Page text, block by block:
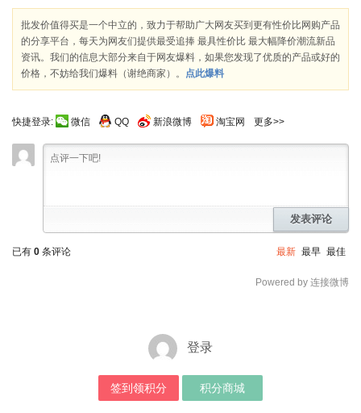
批发价值得买是一个中立的，致力于帮助广大网友买到更有性价比网购产品
的分享平台，每天为网友们提供最受追捧 最具性价比 最大幅降价潮流新品
资讯。我们的信息大部分来自于网友爆料，如果您发现了优质的产品或好的
价格，不妨给我们爆料（谢绝商家）。 点此爆料
快捷登录: 微信 QQ 新浪微博 淘宝网 更多>>
发表评论
已有 0 条评论 最新 最早 最佳
Powered by 连接微博
登录
签到领积分 积分商城